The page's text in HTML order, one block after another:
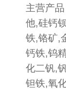
主营产
他,硅钙
铁,铬矿,
钙铁,钨
化二钒,
钽铁,氧